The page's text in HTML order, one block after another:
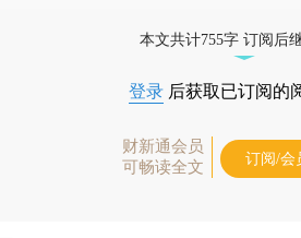
本文共计755字 订阅后
登录 后获取已订阅的
财新通会员
可畅读全文
订阅/会